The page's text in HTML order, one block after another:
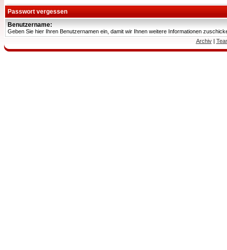
Passwort vergessen
Benutzername:
Geben Sie hier Ihren Benutzernamen ein, damit wir Ihnen weitere Informationen
Archiv|